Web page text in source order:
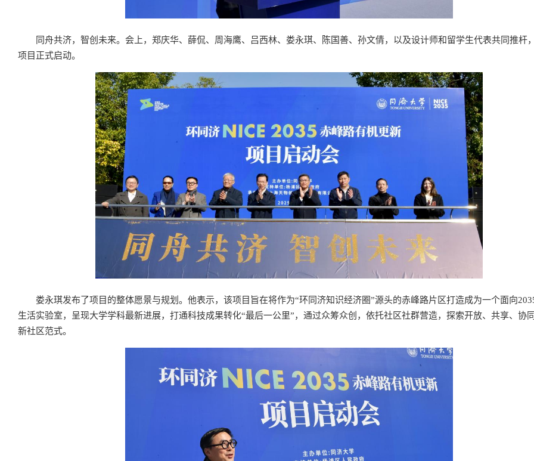
同舟共济，智创未来。会上，郑庆华、薛侃、周海鹰、吕西林、娄永琪、陈国善、孙文倩，以及设计师和留学生代表共同推杆
项目正式启动。
娄永琪发布了项目的整体愿景与规划。他表示，该项目旨在将作为“环同济知识经济圈”源头的赤峰路片区打造成为一个面向
生活实验室，呈现大学学科最新进展，打通科技成果转化“最后一公里”，通过众筹众创，依托社区社群营造，探索开放、共享、协
新社区范式。